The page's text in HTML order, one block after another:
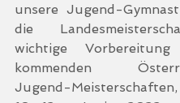
unsere Jugend-
die
wichtige
kommenden
Jugend-